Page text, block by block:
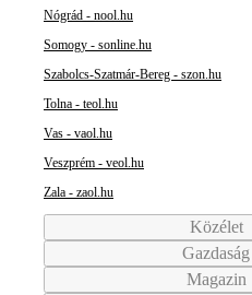
Nógrád - nool.hu
Somogy - sonline.hu
Szabolcs-Szatmár-Bereg - szon.hu
Tolna - teol.hu
Vas - vaol.hu
Veszprém - veol.hu
Zala - zaol.hu
Közélet
Gazdaság
Magazin